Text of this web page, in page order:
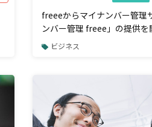
freeeからマイナンバー管理
ンバー管理 freee」の提供を
ビジネス